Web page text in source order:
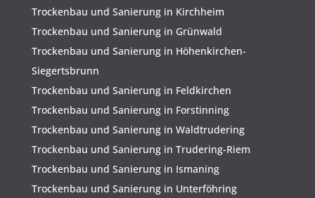
Trockenbau und Sanierung in Kirchheim
Trockenbau und Sanierung in Grünwald
Trockenbau und Sanierung in Höhenkirchen-
Siegertsbrunn
Trockenbau und Sanierung in Feldkirchen
Trockenbau und Sanierung in Forstinning
Trockenbau und Sanierung in Waldtrudering
Trockenbau und Sanierung in Trudering-Riem
Trockenbau und Sanierung in Ismaning
Trockenbau und Sanierung in Unterföhring